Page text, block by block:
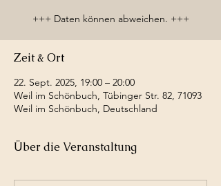
+++ Daten können abweichen. +++
Zeit & Ort
22. Sept. 2025, 19:00 – 20:00
Weil im Schönbuch, Tübinger Str. 82, 71093
Weil im Schönbuch, Deutschland
Über die Veranstaltung